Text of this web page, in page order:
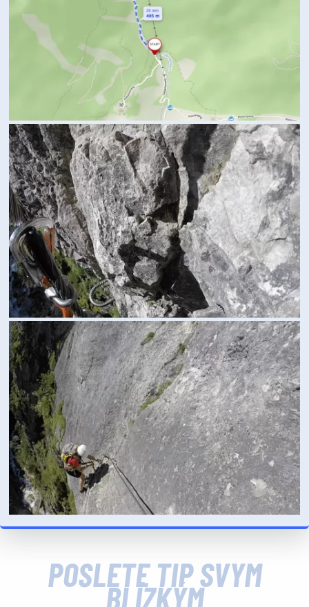
POŠLETE TIP SVÝM
BLÍZKÝM